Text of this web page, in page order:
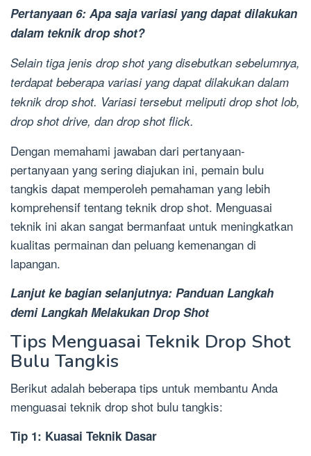
Pertanyaan 6: Apa saja variasi yang dapat dilakukan
dalam teknik drop shot?
Selain tiga jenis drop shot yang disebutkan sebelumnya,
terdapat beberapa variasi yang dapat dilakukan dalam
teknik drop shot. Variasi tersebut meliputi drop shot lob,
drop shot drive, dan drop shot flick.
Dengan memahami jawaban dari pertanyaan-
pertanyaan yang sering diajukan ini, pemain bulu
tangkis dapat memperoleh pemahaman yang lebih
komprehensif tentang teknik drop shot. Menguasai
teknik ini akan sangat bermanfaat untuk meningkatkan
kualitas permainan dan peluang kemenangan di
lapangan.
Lanjut ke bagian selanjutnya: Panduan Langkah
demi Langkah Melakukan Drop Shot
Tips Menguasai Teknik Drop Shot
Bulu Tangkis
Berikut adalah beberapa tips untuk membantu Anda
menguasai teknik drop shot bulu tangkis:
Tip 1: Kuasai Teknik Dasar